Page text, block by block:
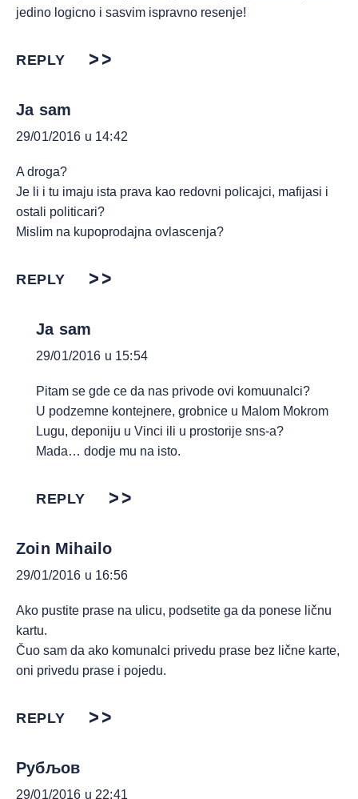
jedino logicno i sasvim ispravno resenje!
REPLY
Ja sam
29/01/2016 u 14:42
A droga?
Je li i tu imaju ista prava kao redovni policajci, mafijasi i
ostali politicari?
Mislim na kupoprodajna ovlascenja?
REPLY
Ja sam
29/01/2016 u 15:54
Pitam se gde ce da nas privode ovi komuunalci?
U podzemne kontejnere, grobnice u Malom Mokrom
Lugu, deponiju u Vinci ili u prostorije sns-a?
Mada… dodje mu na isto.
REPLY
Zoin Mihailo
29/01/2016 u 16:56
Ako pustite prase na ulicu, podsetite ga da ponese ličnu
kartu.
Čuo sam da ako komunalci privedu prase bez lične karte,
oni privedu prase i pojedu.
REPLY
Рубљов
29/01/2016 u 22:41